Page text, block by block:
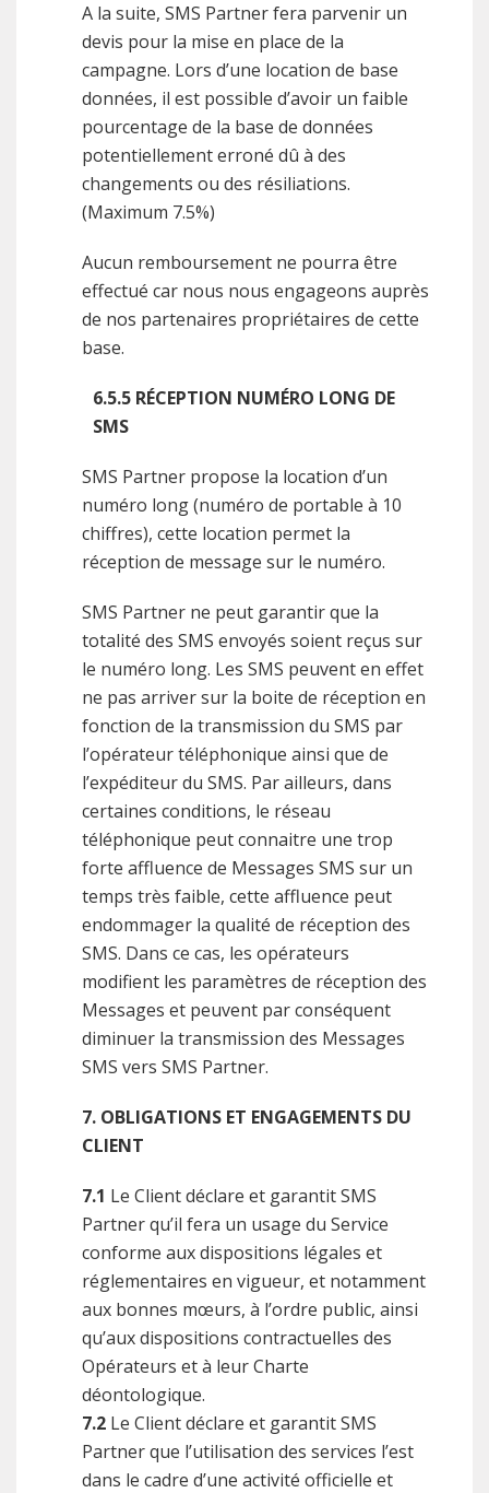
A la suite, SMS Partner fera parvenir un
devis pour la mise en place de la
campagne. Lors d’une location de base
données, il est possible d’avoir un faible
pourcentage de la base de données
potentiellement erroné dû à des
changements ou des résiliations.
(Maximum 7.5%)
Aucun remboursement ne pourra être
effectué car nous nous engageons auprès
de nos partenaires propriétaires de cette
base.
6.5.5 RÉCEPTION NUMÉRO LONG DE
SMS
SMS Partner propose la location d’un
numéro long (numéro de portable à 10
chiffres), cette location permet la
réception de message sur le numéro.
SMS Partner ne peut garantir que la
totalité des SMS envoyés soient reçus sur
le numéro long. Les SMS peuvent en effet
ne pas arriver sur la boite de réception en
fonction de la transmission du SMS par
l’opérateur téléphonique ainsi que de
l’expéditeur du SMS. Par ailleurs, dans
certaines conditions, le réseau
téléphonique peut connaitre une trop
forte affluence de Messages SMS sur un
temps très faible, cette affluence peut
endommager la qualité de réception des
SMS. Dans ce cas, les opérateurs
modifient les paramètres de réception des
Messages et peuvent par conséquent
diminuer la transmission des Messages
SMS vers SMS Partner.
7. OBLIGATIONS ET ENGAGEMENTS DU
CLIENT
7.1 Le Client déclare et garantit SMS
Partner qu’il fera un usage du Service
conforme aux dispositions légales et
réglementaires en vigueur, et notamment
aux bonnes mœurs, à l’ordre public, ainsi
qu’aux dispositions contractuelles des
Opérateurs et à leur Charte
déontologique.
7.2 Le Client déclare et garantit SMS
Partner que l’utilisation des services l’est
dans le cadre d’une activité officielle et